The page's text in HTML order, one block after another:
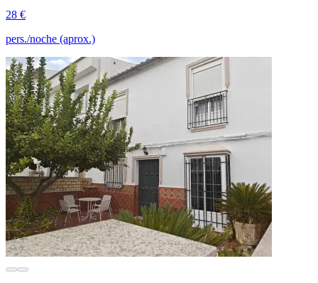
28 €
pers./noche (aprox.)